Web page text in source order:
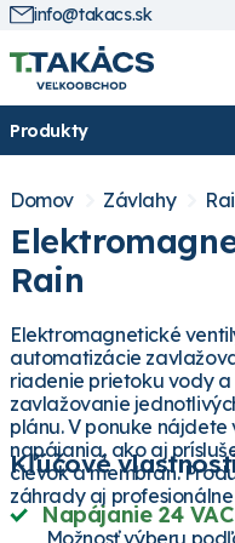
info@takacs.sk
Produkty
Domov Závlahy
Rain
Elektromagnetické
automatizácie
riadenie prietoku vody
zavlažovanie
plánu. V ponuke
napájania, ako aj
cievok a membrán.
záhrady aj
Kľúčové
Napájanie 24
Možnosť výberu